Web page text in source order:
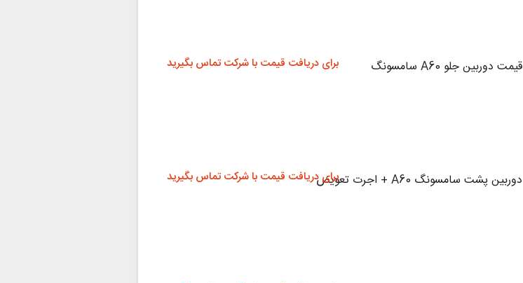
قیمت دوربین جلو A60 سامسونگ برای دریافت قیمت با شرکت تماس بگیرید
دوربین پشت سامسونگ A60 + اجرت تعویض برای دریافت قیمت با شرکت تماس بگیرید